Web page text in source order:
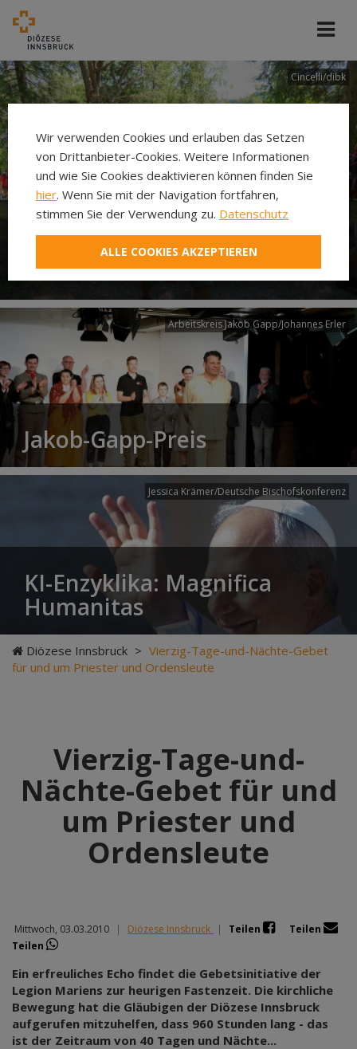
Cincelli/dibk
Neuer Pilgerweg Via
Laudato si’
Arbeitskreis Jakob Gapp/Johannes Erler
Jakob-Gapp-Preis
Jessica Krämer/Deutsche Bischofskonferenz
KI-Enzyklika: Magnifica
Humanitas
Diözese Innsbruck > Vierzig-Tage-und-Nächte-Gebet
für und um Priester und Ordensleute
Vierzig-Tage-und-
Nächte-Gebet für und
um Priester und
Ordensleute
Mittwoch, 03.03.2010 | Diözese Innsbruck | Teilen
Teilen
Teilen
Ein erfreuliches Echo findet die Gebetsinitiative der
Legion Mariens zur heurigen Fastenzeit. Die kirchliche
Bewegung hat die Gläubigen der Diözese Innsbruck
aufgerufen mitzuhelfen, dass 960 Stunden lang - das
ist der Zeitraum von 40 Tagen und Nächte...
Wir verwenden Cookies und erlauben das Setzen
von Drittanbieter-Cookies. Weitere Informationen
und wie Sie Cookies deaktivieren können finden Sie
hier. Wenn Sie mit der Navigation fortfahren,
stimmen Sie der Verwendung zu. Datenschutz
ALLE COOKIES AKZEPTIEREN